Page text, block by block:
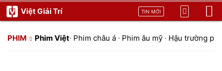
Việt Giải Trí TIN MỚI
PHIM Phim Việt· Phim châu á · Phim âu mỹ · Hậu trường